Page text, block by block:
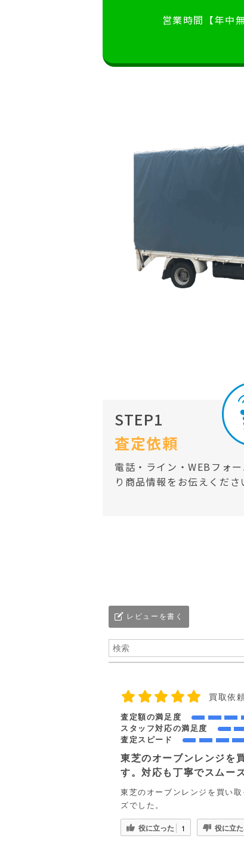
営業時間【年中
STEP1
査定依頼
電話・ライン・WEBフォー
り商品情報をお伝えくださ
レビューを書く
買取依
査定額の満足度
スタッフ対応の満足度
査定スピード
東芝のオーブンレンジを
す。対応も丁寧でスムー
東芝のオーブンレンジを買い
ズでした。
役に立った 1 役に立